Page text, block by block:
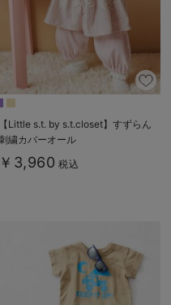
【Little s.t. by s.t.closet】すずらん
刺繍カバーオール
￥3,960 税込